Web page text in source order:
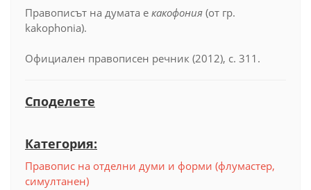
Правописът на думата е какофония (от гр.
kakophonia).
Официален правописен речник (2012), с. 311.
Споделете
Категория:
Правопис на отделни думи и форми (флумастер,
симултанен)